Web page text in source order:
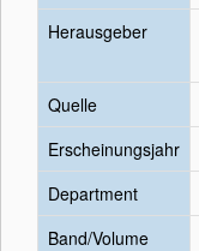
Herausgeber
Quelle
Erscheinungsjahr
Department
Band/Volume